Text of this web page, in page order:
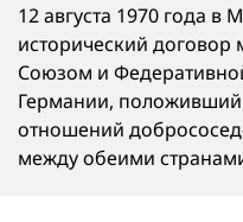
12 августа 1970 года
исторический договор
Союзом и
Германии,
отношений
между обеими